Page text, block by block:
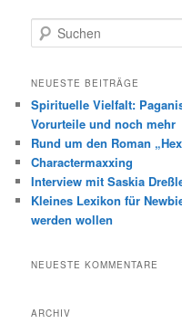
u
h
n
NEUESTE BEITRÄGE
Spirituelle Vielfalt:
Vorurteile und noch mehr
Rund um den Roman
Charactermaxxing
Interview mit Saskia
Kleines Lexikon für
werden wollen
NEUESTE KOMMENTARE
ARCHIV